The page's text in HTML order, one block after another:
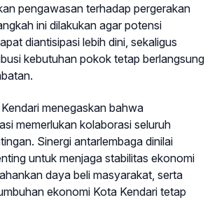
pengawasan terhadap pergerakan
ini dilakukan agar potensi
diantisipasi lebih dini, sekaligus
kebutuhan pokok tetap berlangsung
menegaskan bahwa
memerlukan kolaborasi seluruh
Sinergi antarlembaga dinilai
untuk menjaga stabilitas ekonomi
daya beli masyarakat, serta
ekonomi Kota Kendari tetap